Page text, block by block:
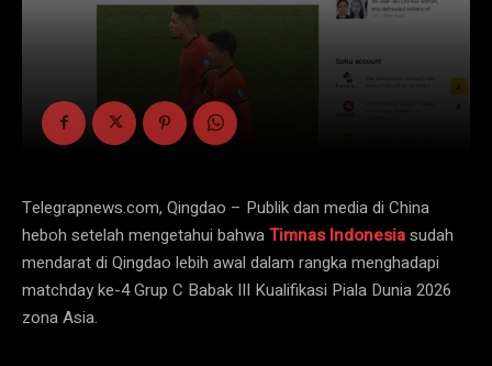
Telegrapnews.com, Qingdao – Publik dan media di China
heboh setelah mengetahui bahwaTimnas Indonesiasudah
mendarat di Qingdao lebih awal dalam rangka menghadapi
matchday ke-4 Grup C Babak III Kualifikasi Piala Dunia 2026
zona Asia.